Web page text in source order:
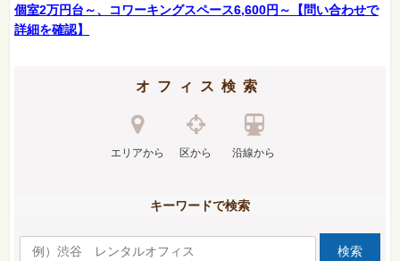
個室2万円台～、コワーキングスペース6,600円～【問い合わせで
詳細を確認】
オフィス検索
エリアから 区から 沿線から
キーワードで検索